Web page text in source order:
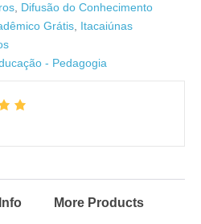
, Difusão do Conhecimento
Grátis, Itacaiúnas
- Pedagogia
More Products